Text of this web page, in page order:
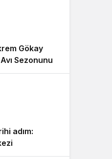
Gökay
Sezonunu
adım: